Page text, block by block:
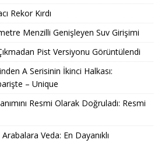
Rekor Kırdı
Menzilli Genişleyen Suv Girişimi
Pist Versiyonu Görüntülendi
A Serisinin İkinci Halkası:
– Unique
Resmi Olarak Doğruladı: Resmi
Veda: En Dayanıklı